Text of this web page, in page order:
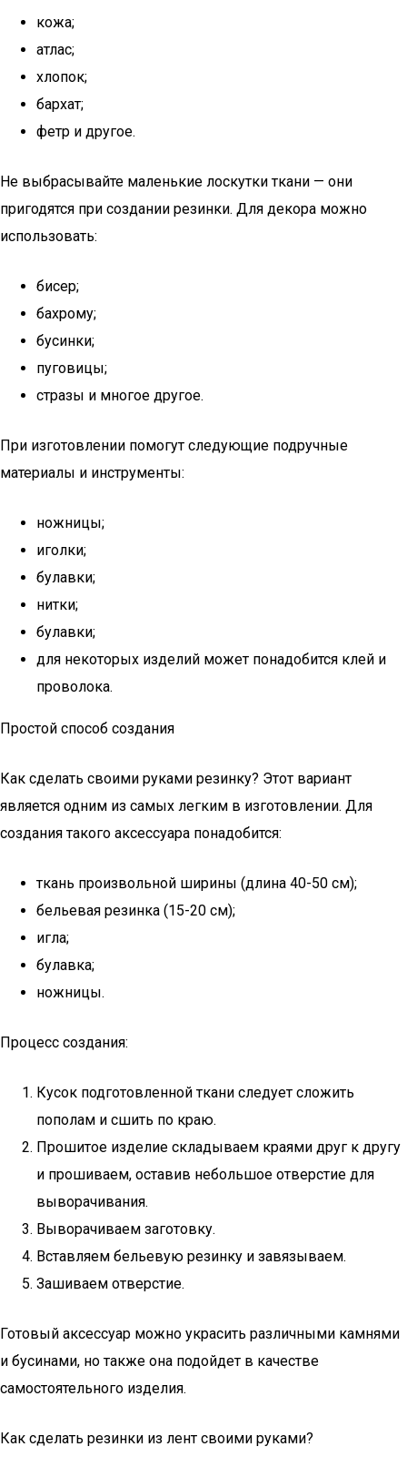
кожа;
атлас;
хлопок;
бархат;
фетр и другое.
Не выбрасывайте маленькие лоскутки ткани — они
пригодятся при создании резинки. Для декора можно
использовать:
бисер;
бахрому;
бусинки;
пуговицы;
стразы и многое другое.
При изготовлении помогут следующие подручные
материалы и инструменты:
ножницы;
иголки;
булавки;
нитки;
булавки;
для некоторых изделий может понадобится клей и
проволока.
Простой способ создания
Как сделать своими руками резинку? Этот вариант
является одним из самых легким в изготовлении. Для
создания такого аксессуара понадобится:
ткань произвольной ширины (длина 40-50 см);
бельевая резинка (15-20 см);
игла;
булавка;
ножницы.
Процесс создания:
Кусок подготовленной ткани следует сложить
пополам и сшить по краю.
Прошитое изделие складываем краями друг к другу
и прошиваем, оставив небольшое отверстие для
выворачивания.
Выворачиваем заготовку.
Вставляем бельевую резинку и завязываем.
Зашиваем отверстие.
Готовый аксессуар можно украсить различными камнями
и бусинами, но также она подойдет в качестве
самостоятельного изделия.
Как сделать резинки из лент своими руками?